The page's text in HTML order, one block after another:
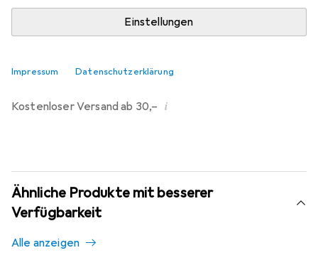
Einstellungen
Impressum Datenschutzerklärung
In den Warenkorb
Vergleichen
Kostenloser Versand ab 30,– i
Ähnliche Produkte mit besserer
Verfügbarkeit
Alle anzeigen